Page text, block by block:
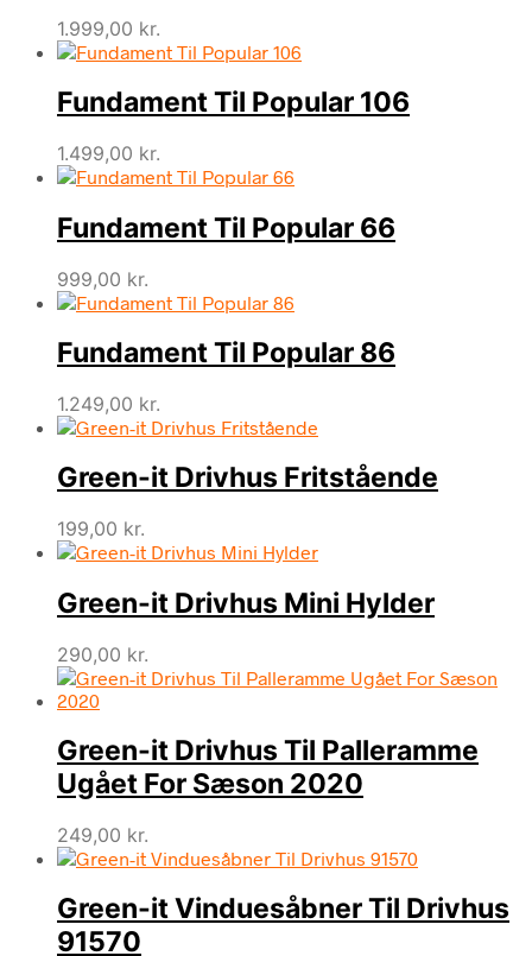
1.999,00 kr.
Fundament Til Popular 106
1.499,00 kr.
Fundament Til Popular 66
999,00 kr.
Fundament Til Popular 86
1.249,00 kr.
Green-it Drivhus Fritstående
199,00 kr.
Green-it Drivhus Mini Hylder
290,00 kr.
Green-it Drivhus Til Palleramme
Ugået For Sæson 2020
249,00 kr.
Green-it Vinduesåbner Til Drivhus
91570